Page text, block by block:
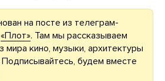
на посте из телеграм-
«Плот». Там мы рассказываем
мира кино, музыки, архитектуры
Подписывайтесь, будем вместе